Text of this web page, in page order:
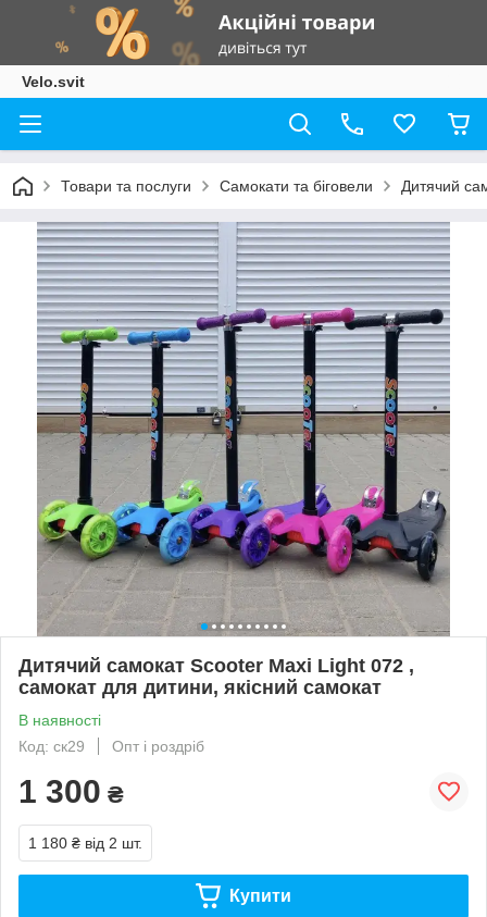
Velo.svit
Товари та послуги Самокати та біговели Дитячий
Дитячий самокат Scooter Maxi Light 072 ,
самокат для дитини, якісний самокат
В наявності
Код: ск29
Опт і роздріб
1 300 ₴
1 180 ₴ від 2 шт.
Купити